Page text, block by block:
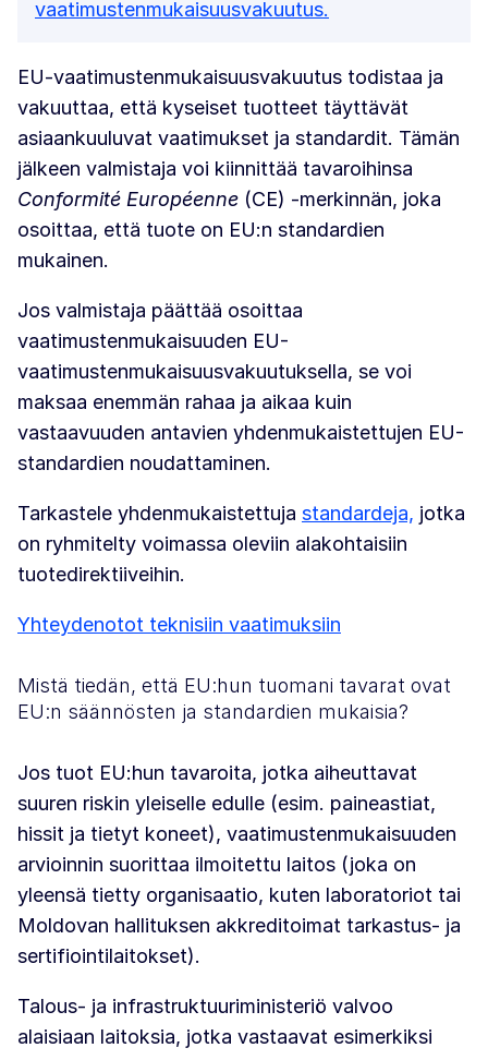
vaatimustenmukaisuusvakuutus.
EU-vaatimustenmukaisuusvakuutus todistaa ja
vakuuttaa, että kyseiset tuotteet täyttävät
asiaankuuluvat vaatimukset ja standardit. Tämän
jälkeen valmistaja voi kiinnittää tavaroihinsa
Conformité Européenne (CE) -merkinnän, joka
osoittaa, että tuote on EU:n standardien
mukainen.
Jos valmistaja päättää osoittaa
vaatimustenmukaisuuden EU-
vaatimustenmukaisuusvakuutuksella, se voi
maksaa enemmän rahaa ja aikaa kuin
vastaavuuden antavien yhdenmukaistettujen EU-
standardien noudattaminen.
Tarkastele yhdenmukaistettuja standardeja, jotka
on ryhmitelty voimassa oleviin alakohtaisiin
tuotedirektiiveihin.
Yhteydenotot teknisiin vaatimuksiin
Mistä tiedän, että EU:hun tuomani tavarat ovat
EU:n säännösten ja standardien mukaisia?
Jos tuot EU:hun tavaroita, jotka aiheuttavat
suuren riskin yleiselle edulle (esim. paineastiat,
hissit ja tietyt koneet), vaatimustenmukaisuuden
arvioinnin suorittaa ilmoitettu laitos (joka on
yleensä tietty organisaatio, kuten laboratoriot tai
Moldovan hallituksen akkreditoimat tarkastus- ja
sertifiointilaitokset).
Talous- ja infrastruktuuriministeriö valvoo
alaisiaan laitoksia, jotka vastaavat esimerkiksi